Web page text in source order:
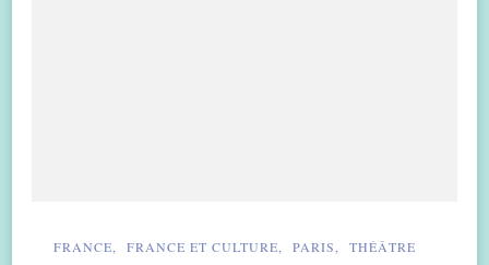
FRANCE FRANCE ET CULTURE PARIS THÉÂTRE